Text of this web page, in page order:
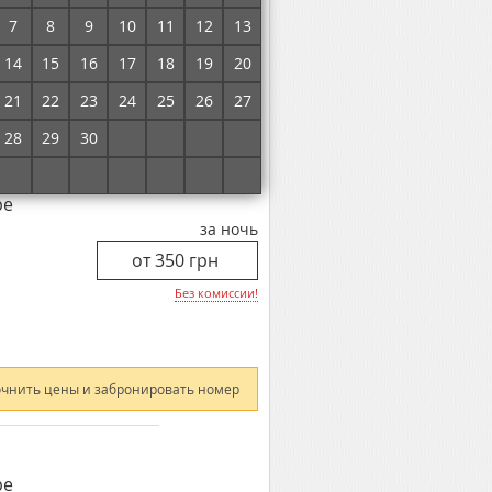
7
8 9 10 11 12
13
14
15 16 17 18 19
20
21
22 23 24 25 26
27
28
29 30
Без комиссии!
цены и забронировать номер
за ночь
Без комиссии!
цены и забронировать номер